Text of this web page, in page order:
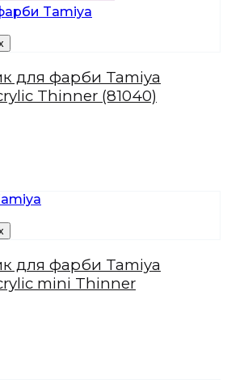
для фарби Tamiya
Thinner (81040)
для фарби Tamiya
mini Thinner